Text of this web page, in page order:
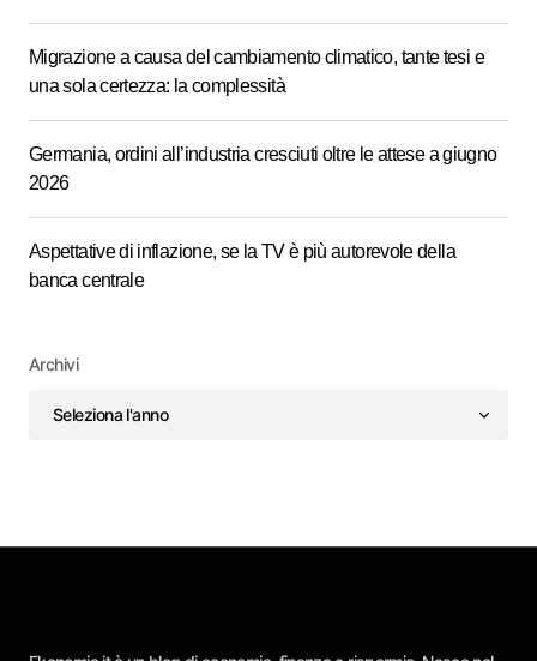
Migrazione a causa del cambiamento climatico, tante tesi e
una sola certezza: la complessità
Germania, ordini all’industria cresciuti oltre le attese a giugno
2026
Aspettative di inflazione, se la TV è più autorevole della
banca centrale
Archivi